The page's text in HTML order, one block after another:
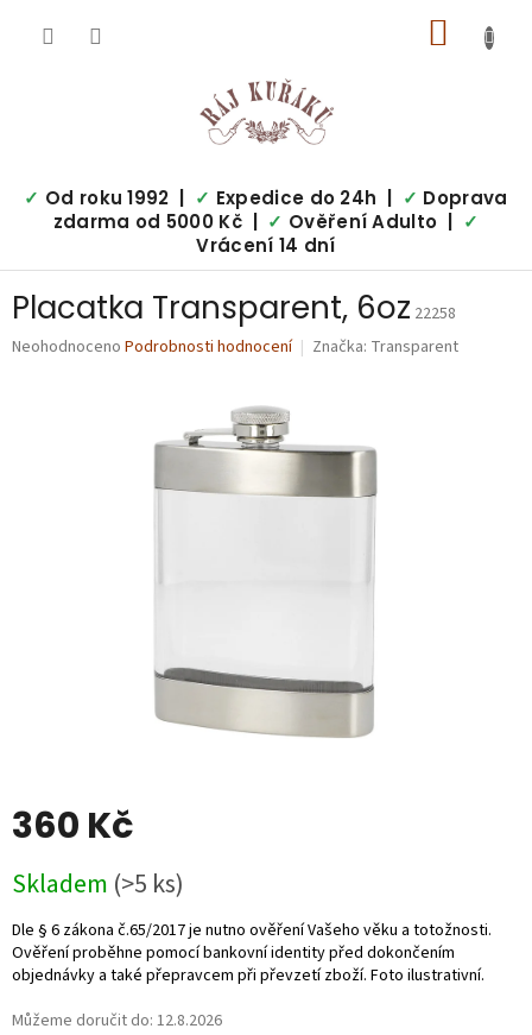
KOŠÍK
✓ Od roku 1992 | ✓ Expedice do 24h | ✓ Doprava
zdarma od 5000 Kč | ✓ Ověření Adulto |
✓
Vrácení 14 dní
Placatka Transparent, 6oz 22258
Průměrné
Neohodnoceno Podrobnosti hodnocení Značka: Transparent
360 Kč
cena:
Skladem (>5 ks)
Můžeme doručit do: 12.8.2026